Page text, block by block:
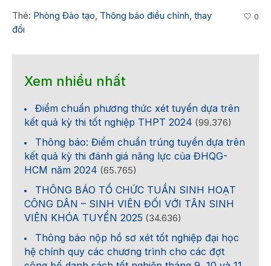
Thẻ: Phòng Đào tạo, Thông báo điều chỉnh, thay
đổi
0
Xem nhiều nhất
Điểm chuẩn phương thức xét tuyển dựa trên
kết quả kỳ thi tốt nghiệp THPT 2024 (99.376)
Thông báo: Điểm chuẩn trúng tuyển dựa trên
kết quả kỳ thi đánh giá năng lực của ĐHQG-
HCM năm 2024 (65.765)
THÔNG BÁO TỔ CHỨC TUẦN SINH HOẠT
CÔNG DÂN – SINH VIÊN ĐỐI VỚI TÂN SINH
VIÊN KHÓA TUYỂN 2025 (34.636)
Thông báo nộp hồ sơ xét tốt nghiệp đại học
hệ chính quy các chương trình cho các đợt